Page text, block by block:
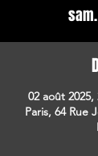
02 août 2025,
Paris, 64 Rue